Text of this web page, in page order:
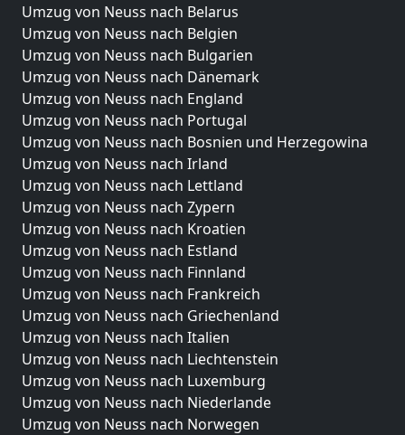
Umzug von Neuss nach Belarus
Umzug von Neuss nach Belgien
Umzug von Neuss nach Bulgarien
Umzug von Neuss nach Dänemark
Umzug von Neuss nach England
Umzug von Neuss nach Portugal
Umzug von Neuss nach Bosnien und Herzegowina
Umzug von Neuss nach Irland
Umzug von Neuss nach Lettland
Umzug von Neuss nach Zypern
Umzug von Neuss nach Kroatien
Umzug von Neuss nach Estland
Umzug von Neuss nach Finnland
Umzug von Neuss nach Frankreich
Umzug von Neuss nach Griechenland
Umzug von Neuss nach Italien
Umzug von Neuss nach Liechtenstein
Umzug von Neuss nach Luxemburg
Umzug von Neuss nach Niederlande
Umzug von Neuss nach Norwegen